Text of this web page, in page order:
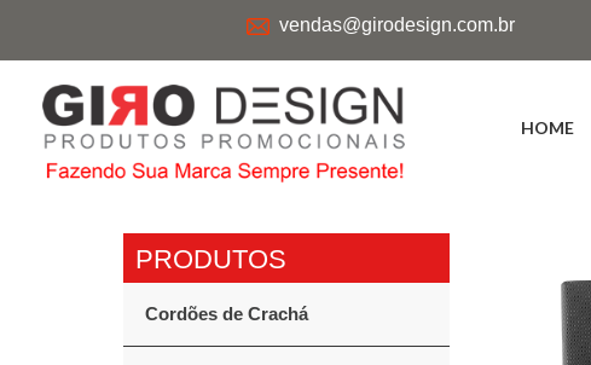
vendas@girodesign.com.br
HOME
Cordões de Crachá